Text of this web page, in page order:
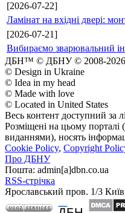
[2026-07-22]
Ламінат на вхідні двері:
[2026-07-21]
Вибираємо зварювальний
ДБН™ © ДБНУ © 2008-2026
© Design in Ukraine
© Idea in my head
© Made with love
© Located in United States
Весь контент доступний за
Розміщені на цьому порталі
виданнями), носять
Cookie Policy, Copyright
Про ДБНУ
Пошта: admin[а]dbn.co.ua
RSS-стрічка
Ярославський пров. 1/3